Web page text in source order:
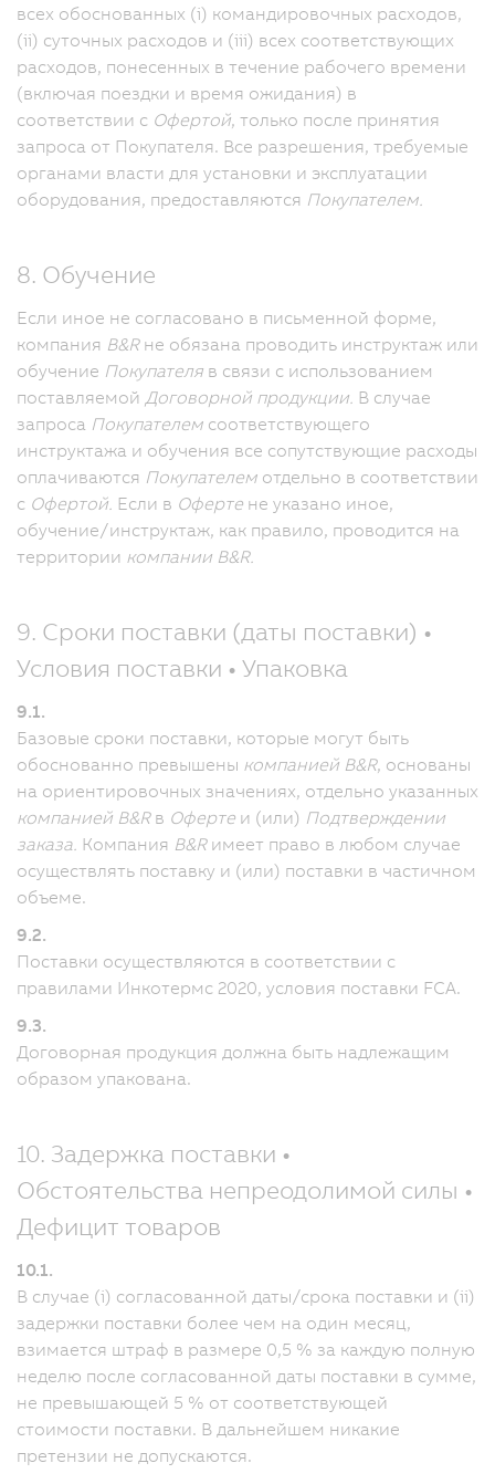
всех обоснованных (i) командировочных расходов,
(ii) суточных расходов и (iii) всех соответствующих
расходов, понесенных в течение рабочего времени
(включая поездки и время ожидания) в
соответствии с Офертой, только после принятия
запроса от Покупателя. Все разрешения, требуемые
органами власти для установки и эксплуатации
оборудования, предоставляются Покупателем.
8. Обучение
Если иное не согласовано в письменной форме,
компания B&Rне обязана проводить инструктаж или
обучение Покупателя в связи с использованием
поставляемой Договорной продукции. В случае
запроса Покупателем соответствующего
инструктажа и обучения все сопутствующие расходы
оплачиваются Покупателем отдельно в соответствии
с Офертой. Если в Оферте не указано иное,
обучение/инструктаж, как правило, проводится на
территории компании B&R.
9. Сроки поставки (даты поставки) •
Условия поставки • Упаковка
9.1.
Базовые сроки поставки, которые могут быть
обоснованно превышены компанией B&R, основаны
на ориентировочных значениях, отдельно указанных
компанией B&Rв Оферте и (или) Подтверждении
заказа. Компания B&Rимеет право в любом случае
осуществлять поставку и (или) поставки в частичном
объеме.
9.2.
Поставки осуществляются в соответствии с
правилами Инкотермс 2020, условия поставки FCA.
9.3.
Договорная продукция должна быть надлежащим
образом упакована.
10. Задержка поставки •
Обстоятельства непреодолимой силы •
Дефицит товаров
10.1.
В случае (i) согласованной даты/срока поставки и (ii)
задержки поставки более чем на один месяц,
взимается штраф в размере 0,5 % за каждую полную
неделю после согласованной даты поставки в сумме,
не превышающей 5 % от соответствующей
стоимости поставки. В дальнейшем никакие
претензии не допускаются.